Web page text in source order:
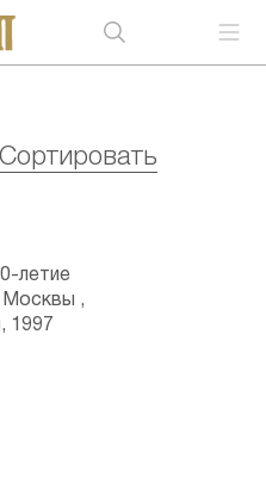
Сортировать